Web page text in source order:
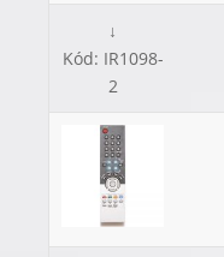
↓
Kód: IR1098-
2